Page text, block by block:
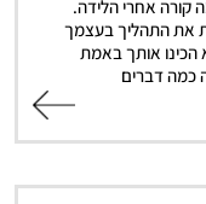
קורה אחרי הלידה.
את התהליך בעצמך
אותך באמת
כמה דברים